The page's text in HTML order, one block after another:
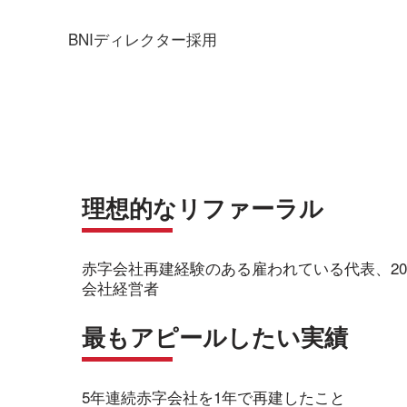
BNIディレクター採用
理想的なリファーラル
赤字会社再建経験のある雇われている代表、
会社経営者
最もアピールしたい実績
5年連続赤字会社を1年で再建したこと